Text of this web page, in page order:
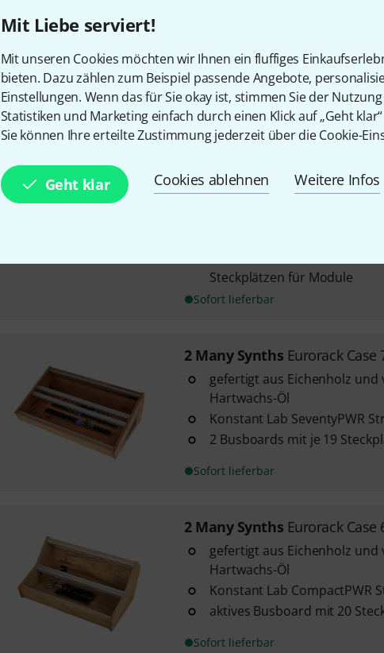
Mit Liebe serviert!
Mit unseren Cookies möchten wir Ihnen ein fluffiges
bieten. Dazu zählen zum Beispiel passende Angebote,
Einstellungen. Wenn das für Sie okay ist, stimmen Sie der
Statistiken und Marketing einfach durch einen Klick auf „Geht klar“
Sie können Ihre erteilte Zustimmung jederzeit über die Cookie-
Geht klar Cookies ablehnen Weitere Infos
3x Konstant Lab Filtered
Steckplätzen für Module
Sofort lieferbar
gefertigt aus Eichenholz und
schwarzem Leinöl-Finish
Steckplätzen für Module
Sofort lieferbar
2 Many Synths Eurorack Case
gefertigt aus Eichenholz und
Hartwachs-Öl
Konstant Lab SeventyPWR
2 Busboards mit je 19
Sofort lieferbar
2 Many Synths Eurorack Case
gefertigt aus Eichenholz und
Hartwachs-Öl
Konstant Lab CompactPWR
aktives Busboard mit 20
Sofort lieferbar